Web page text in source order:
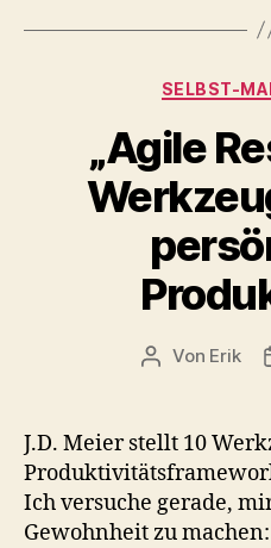
SELBST-
„Agile
Beitragsautor
Von Erik
J.D. Meier stellt 10
Ich versuche gerade,
Gewohnheit zu